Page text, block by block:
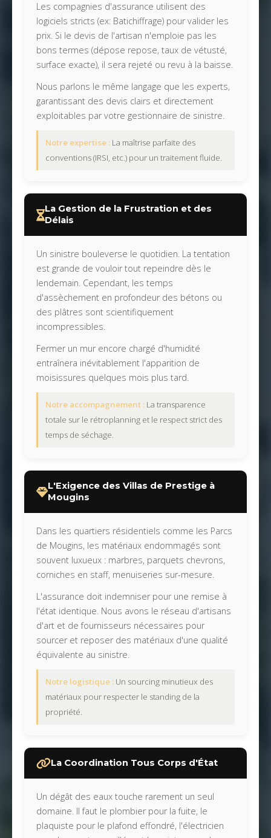
Les compagnies d'assurance utilisent des
logiciels stricts (ex: Batichiffrage) pour valider les
prix. Si le devis de l'artisan n'emploie pas les
bons termes (dépose repose, taux de vétusté,
surface exacte), il sera rejeté ou revu à la baisse.
Nous parlons le même langage que les experts,
garantissant des devis clairs et directement
exploitables par votre gestionnaire de sinistre.
Notre expertise : La maîtrise parfaite des
conventions (IRSI, etc.) pour un traitement fluide.
La Gestion de la Frustration et des
Délais
Un sinistre bouleverse le quotidien. La tentation
est grande de vouloir tout repeindre dès le
lendemain. Cependant, les temps
d'assèchement en profondeur des bétons ou
des plâtres sont scientifiquement
incompressibles.
Fermer un mur encore chargé d'humidité
entraînera inévitablement l'apparition de
moisissures quelques mois plus tard.
Notre accompagnement : La transparence
totale sur le rétroplanning et le respect strict des
temps de séchage.
L'Exigence des Villas de Prestige à
Mougins
Dans les quartiers résidentiels comme les Parcs
de Mougins, les matériaux endommagés sont
souvent luxueux : marbres, parquets chevrons,
corniches en staff, menuiseries sur-mesure.
L'assurance doit indemniser pour une remise à
l'état identique. Nous avons le réseau d'artisans
d'art et de fournisseurs nécessaires pour
sourcer et reposer des matériaux d'une qualité
équivalente au sinistre.
Notre logistique : Un sourcing minutieux des
matériaux pour respecter le standing de la
propriété.
La Coordination Tous Corps d'État
Un dégât des eaux touche rarement un seul
domaine. Il faut le plombier pour la fuite, le
plaquiste pour le plafond effondré, l'électricien